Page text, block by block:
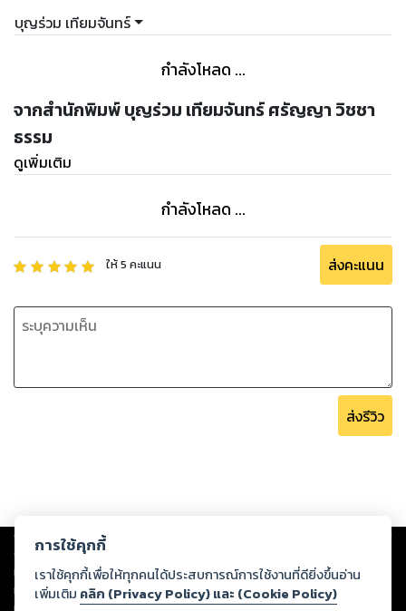
ต้องหลบหนีคณะรัฐประหารไปถึงแก่อนิจกรรมในต่างแดน
ข้าพเจ้าขอบันทึกคำพิพากษาคดีสำคัญนี้ไว้ในแผ่นดินเพื่อเป็นคดี
ประวัติศาสตร์อันสำคัญของบ้านเมือง เพื่อลูกหลานรุ่นต่อๆ ไปจะ
ด้วยความเคารพ
บุญร่วม เทียมจันทร์ อดีตอธิบดีอัยการฯ
บุญร่วม เทียมจันทร์
กำลังโหลด ...
จากสำนักพิมพ์ บุญร่วม เทียมจันทร์ ศรัญญา วิชชา
ธรรม
ดูเพิ่มเติม
กำลังโหลด ...
ให้5 คะแนน ส่งคะแนน
ส่งรีวิว
Copyright © 2026
ต่อผลงานหรือเนื้อหาใดที่อัปโหลดผ่านเว็บไซต์และปรากฏว่าละเมิดสิทธิใน
ทรัพย์สินทางปัญญาของบุคคลอื่นหรือขัดต่อกฎหมายและศีลธรรม ดังนั้น ผู้อ่าน
ทุกท่านโปรดใช้วิจารณญาณในการกลั่นกรองด้วยตนเอง และหากท่านพบว่าส่วน
การใช้คุกกี้
เราใช้คุกกี้เพื่อให้ทุกคนได้ประสบการณ์การใช้งานที่ดียิ่งขึ้นอ่าน
เพิ่มเติม คลิก (Privacy Policy) และ (Cookie Policy)